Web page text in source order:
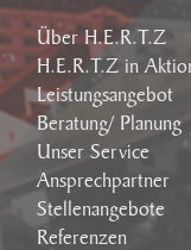
Über H.E.R.T.Z
H.E.R.T.Z in
Leistungsangebot
Beratung/ Planung
Unser Service
Ansprechpartner
Stellenangebote
Referenzen